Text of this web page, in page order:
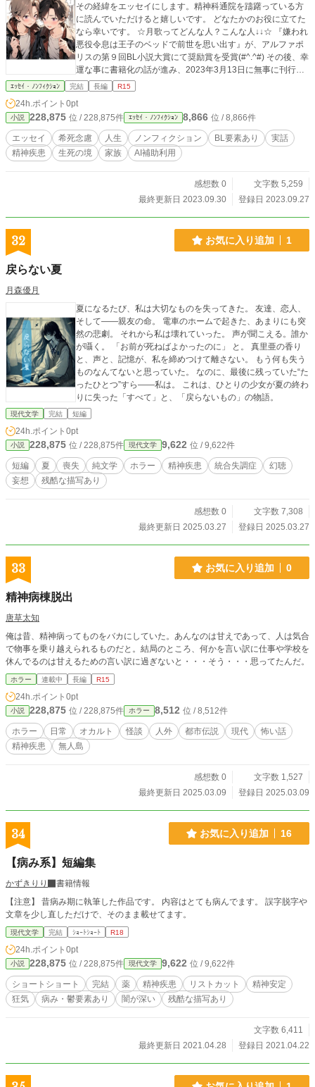
その経緯をエッセイにします。精神科通院を躊躇っている方
に読んでいただけると嬉しいです。 どなたかのお役に立てた
なら幸いです。 ☆月歌ってどんな人？こんな人↓↓☆ 『嫌われ
悪役令息は王子のベッドで前世を思い出す』が、アルファポ
リスの第９回BL小説大賞にて奨励賞を受賞(#^.^#) その後、幸
運な事に書籍化の話が進み、2023年3月13日に無事に刊行さ
れる運びとなりました。４９歳で商業BL作家としてデビュー
ラスです
ｴｯｾｲ・ﾉﾝﾌｨｸｼｮﾝ 完結 長編 R15
24h.ポイント 0pt
小説 228,875 位 / 228,875件 ｴｯｾｲ・ﾉﾝﾌｨｸｼｮﾝ 8,866 位 / 8,866件
エッセイ 希死念慮 人生 ノンフィクション BL要素あり
実話
精神疾患
生死の境 家族 AI補助利用
感想数 0
文字数 5,259
最終更新日 2023.09.30
登録日 2023.09.27
32 お気に入り追加 1
戻らない夏
月森優月
夏になるたび、私は大切なものを失ってきた。 友達、恋人、
そして——親友の命。 電車のホームで起きた、あまりにも突
然の悲劇。 それから私は壊れていった。 声が聞こえる。誰か
が囁く。 「お前が死ねばよかったのに」 と。 真里亜の香り
と、声と、記憶が、私を締めつけて離さない。 もう何も失う
ものなんてないと思っていた。 なのに、最後に残っていた“た
ったひとつ”すら——私は。 これは、ひとりの少女が夏の終わ
りに失った「すべて」と、「戻らないもの」の物語。
現代文学 完結 短編
24h.ポイント 0pt
小説 228,875 位 / 228,875件 現代文学 9,622 位 / 9,622件
短編 夏 喪失 純文学 ホラー 精神疾患 統合失調症
幻聴
妄想
残酷な描写あり
感想数 0
文字数 7,308
最終更新日 2025.03.27
登録日 2025.03.27
33 お気に入り追加 0
精神病棟脱出
唐草太知
俺は昔、精神病ってものをバカにしていた。あんなのは甘えであって、人は気合
で物事を乗り越えられるものだと。結局のところ、何かを言い訳に仕事や学校を
休んでるのは甘えるための言い訳に過ぎないと・・・そう・・・思ってたんだ。
ホラー 連載中 長編 R15
24h.ポイント 0pt
小説 228,875 位 / 228,875件 ホラー 8,512 位 / 8,512件
ホラー 日常 オカルト 怪談 人外 都市伝説 現代
怖い話
精神疾患
無人島
感想数 0
文字数 1,527
最終更新日 2025.03.09
登録日 2025.03.09
34 お気に入り追加 16
【病み系】短編集
かずきりり
書籍情報
【注意】 昔病み期に執筆した作品です。 内容はとても病んでます。 誤字脱字や
文章を少し直しただけで、そのまま載せてます。
現代文学 完結 ｼｮｰﾄｼｮｰﾄ R18
24h.ポイント 0pt
小説 228,875 位 / 228,875件 現代文学 9,622 位 / 9,622件
ショートショート 完結 薬 精神疾患 リストカット
精神安定
狂気
病み・鬱要素あり 闇が深い 残酷な描写あり
文字数 6,411
最終更新日 2021.04.28
登録日 2021.04.22